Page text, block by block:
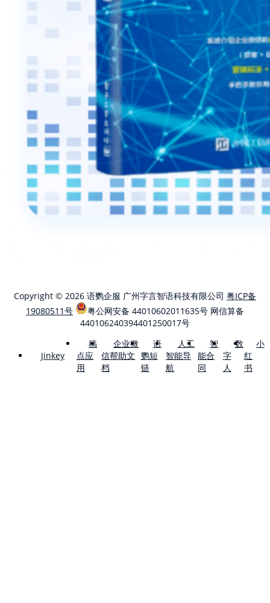
Copyright © 2026 语鹦企服 广州字言智语科技有限公司 粤ICP备
19080511号
粤公网安备 44010602011635号 网信算备
440106240394401250017号
Jinkey
稿
点应
用
企业微
信帮助文
档
语
鹦短
链
人工
智能导
航
智
能合
同
数
字
人
小
红
书